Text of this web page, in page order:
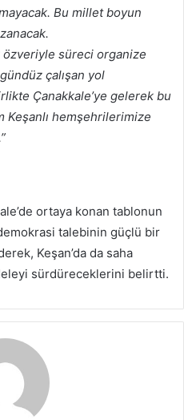
Bu millet boyun
süreci organize
çalışan yol
Çanakkale’ye gelerek bu
Keşanlı hemşehrilerimize
ortaya konan tablonun
talebinin güçlü bir
Keşan’da da saha
sürdüreceklerini belirtti.